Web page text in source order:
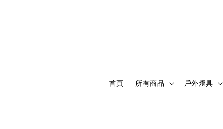
首頁 所有商品 戶外燈具